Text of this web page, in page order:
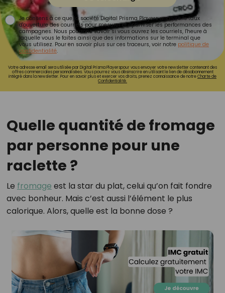
Je consens à ce que la société Digital Prisma Players analyse le taux
d'ouverture des courriels pour mesurer et optimiser les performances des
campagnes. Nous pourrons savoir si vous ouvrez les courriels, l'heure à
laquelle vous le faites ainsi que des informations sur le terminal que
vous utilisez. Pour en savoir plus sur ces traceurs, voir notre politique de
confidentialité.
Votre adresse email sera utilisée par Digital Prisma Playerspour vous envoyer votre newsletter contenant des
offres commerciales personnalisées. Vous pourrez vous désinscrire en utilisant le lien de désabonnement
intégré dans la newsletter. Pour en savoir plus et exercer vos droits, prenez connaissance de notreCharte de
Confidentialité.
Quelle quantité de fromage
par personne pour une
raclette ?
Le fromage est la star du plat, celui qu’on fait fondre
avec bonheur. Mais c’est aussi l’élément le plus
calorique. Alors, quelle est la bonne dose ?